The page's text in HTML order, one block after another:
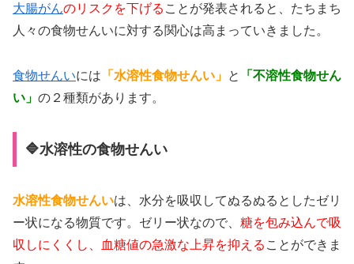
大腸がんのリスクを下げる ことが発表されると、たちまち
人々の食物せんいに対する関心は高まっていきました。
食物せんいには 「水溶性食物せんい」 と
「不溶性食物せん
い」 の２種類があります。
🔷水溶性の食物せんい
水溶性食物せんいは、水分を吸収してぬるぬるとしたゼリ
ー状になる物質です。ゼリー状なので、 糖を包み込んで吸
収しにくくし、血糖値の急激な上昇を抑える ことができま